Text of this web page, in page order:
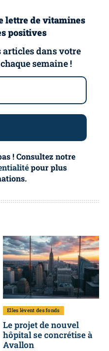
lettre de vitamines
positives
articles dans votre
semaine !
! Consultez notre
pour plus
Elles lèvent des fonds
Le projet de nouvel
hôpital se concrétise à
Avallon